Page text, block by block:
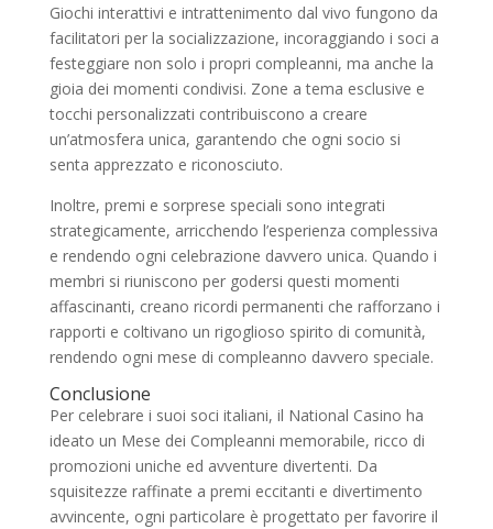
Giochi interattivi e intrattenimento dal vivo fungono da
facilitatori per la socializzazione, incoraggiando i soci a
festeggiare non solo i propri compleanni, ma anche la
gioia dei momenti condivisi. Zone a tema esclusive e
tocchi personalizzati contribuiscono a creare
un’atmosfera unica, garantendo che ogni socio si
senta apprezzato e riconosciuto.
Inoltre, premi e sorprese speciali sono integrati
strategicamente, arricchendo l’esperienza complessiva
e rendendo ogni celebrazione davvero unica. Quando i
membri si riuniscono per godersi questi momenti
affascinanti, creano ricordi permanenti che rafforzano i
rapporti e coltivano un rigoglioso spirito di comunità,
rendendo ogni mese di compleanno davvero speciale.
Conclusione
Per celebrare i suoi soci italiani, il National Casino ha
ideato un Mese dei Compleanni memorabile, ricco di
promozioni uniche ed avventure divertenti. Da
squisitezze raffinate a premi eccitanti e divertimento
avvincente, ogni particolare è progettato per favorire il